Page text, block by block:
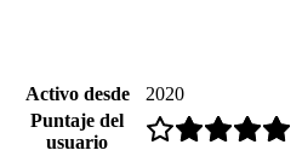
Activo desde 2020
Puntaje del
usuario